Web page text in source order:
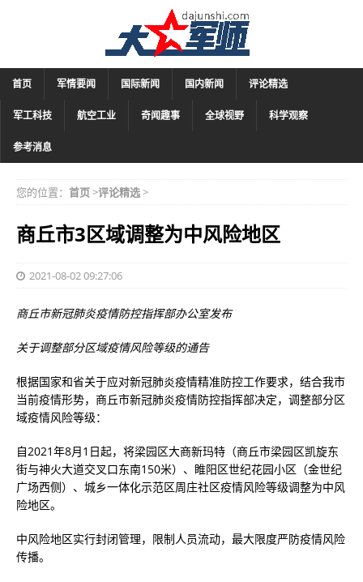
首页 军情要闻 国际新闻 国内新闻 评论精选
军工科技 航空工业 奇闻趣事 全球视野 科学观察
参考消息
您的位置： 首页>评论精选>
​商丘市3区域调整为中风险地区
2021-08-02 09:27:06
商丘市新冠肺炎疫情防控指挥部办公室发布
关于调整部分区域疫情风险等级的通告
根据国家和省关于应对新冠肺炎疫情精准防控工作要求，结合我市
当前疫情形势，商丘市新冠肺炎疫情防控指挥部决定，调整部分区
域疫情风险等级：
自2021年8月1日起，将梁园区大商新玛特（商丘市梁园区凯旋东
街与神火大道交叉口东南150米）、睢阳区世纪花园小区（金世纪
广场西侧）、城乡一体化示范区周庄社区疫情风险等级调整为中风
险地区。
中风险地区实行封闭管理，限制人员流动，最大限度严防疫情风险
传播。